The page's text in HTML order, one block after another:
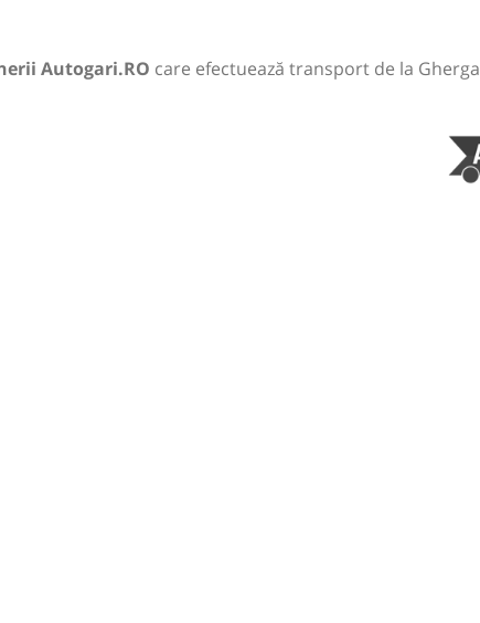
Autogari.RO care efectuează transport de la